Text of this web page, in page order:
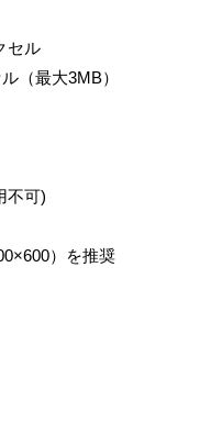
セル
（最大3MB）
不可)
）を推奨